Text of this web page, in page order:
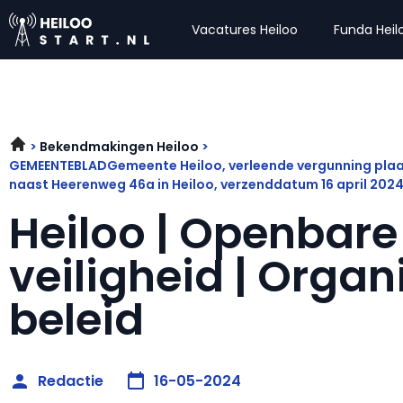
Vacatures Heiloo Funda
Bekendmakingen Heiloo
GEMEENTEBLADGemeente Heiloo, verleende vergunning
naast Heerenweg 46a in Heiloo, verzenddatum 16 april
Heiloo |
veiligheid |
beleid
Redactie 16-05-2024